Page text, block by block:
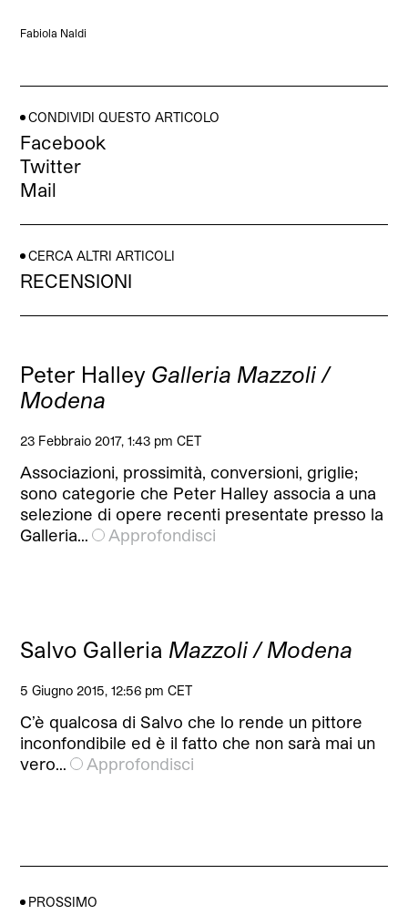
Fabiola Naldi
CONDIVIDI QUESTO ARTICOLO
Facebook
Twitter
Mail
CERCA ALTRI ARTICOLI
RECENSIONI
Peter Halley Galleria Mazzoli /
Modena
23 Febbraio 2017, 1:43 pm CET
Associazioni, prossimità, conversioni, griglie;
sono categorie che Peter Halley associa a una
selezione di opere recenti presentate presso la
Galleria…
Approfondisci
Salvo Galleria Mazzoli / Modena
5 Giugno 2015, 12:56 pm CET
C’è qualcosa di Salvo che lo rende un pittore
inconfondibile ed è il fatto che non sarà mai un
vero…
Approfondisci
PROSSIMO